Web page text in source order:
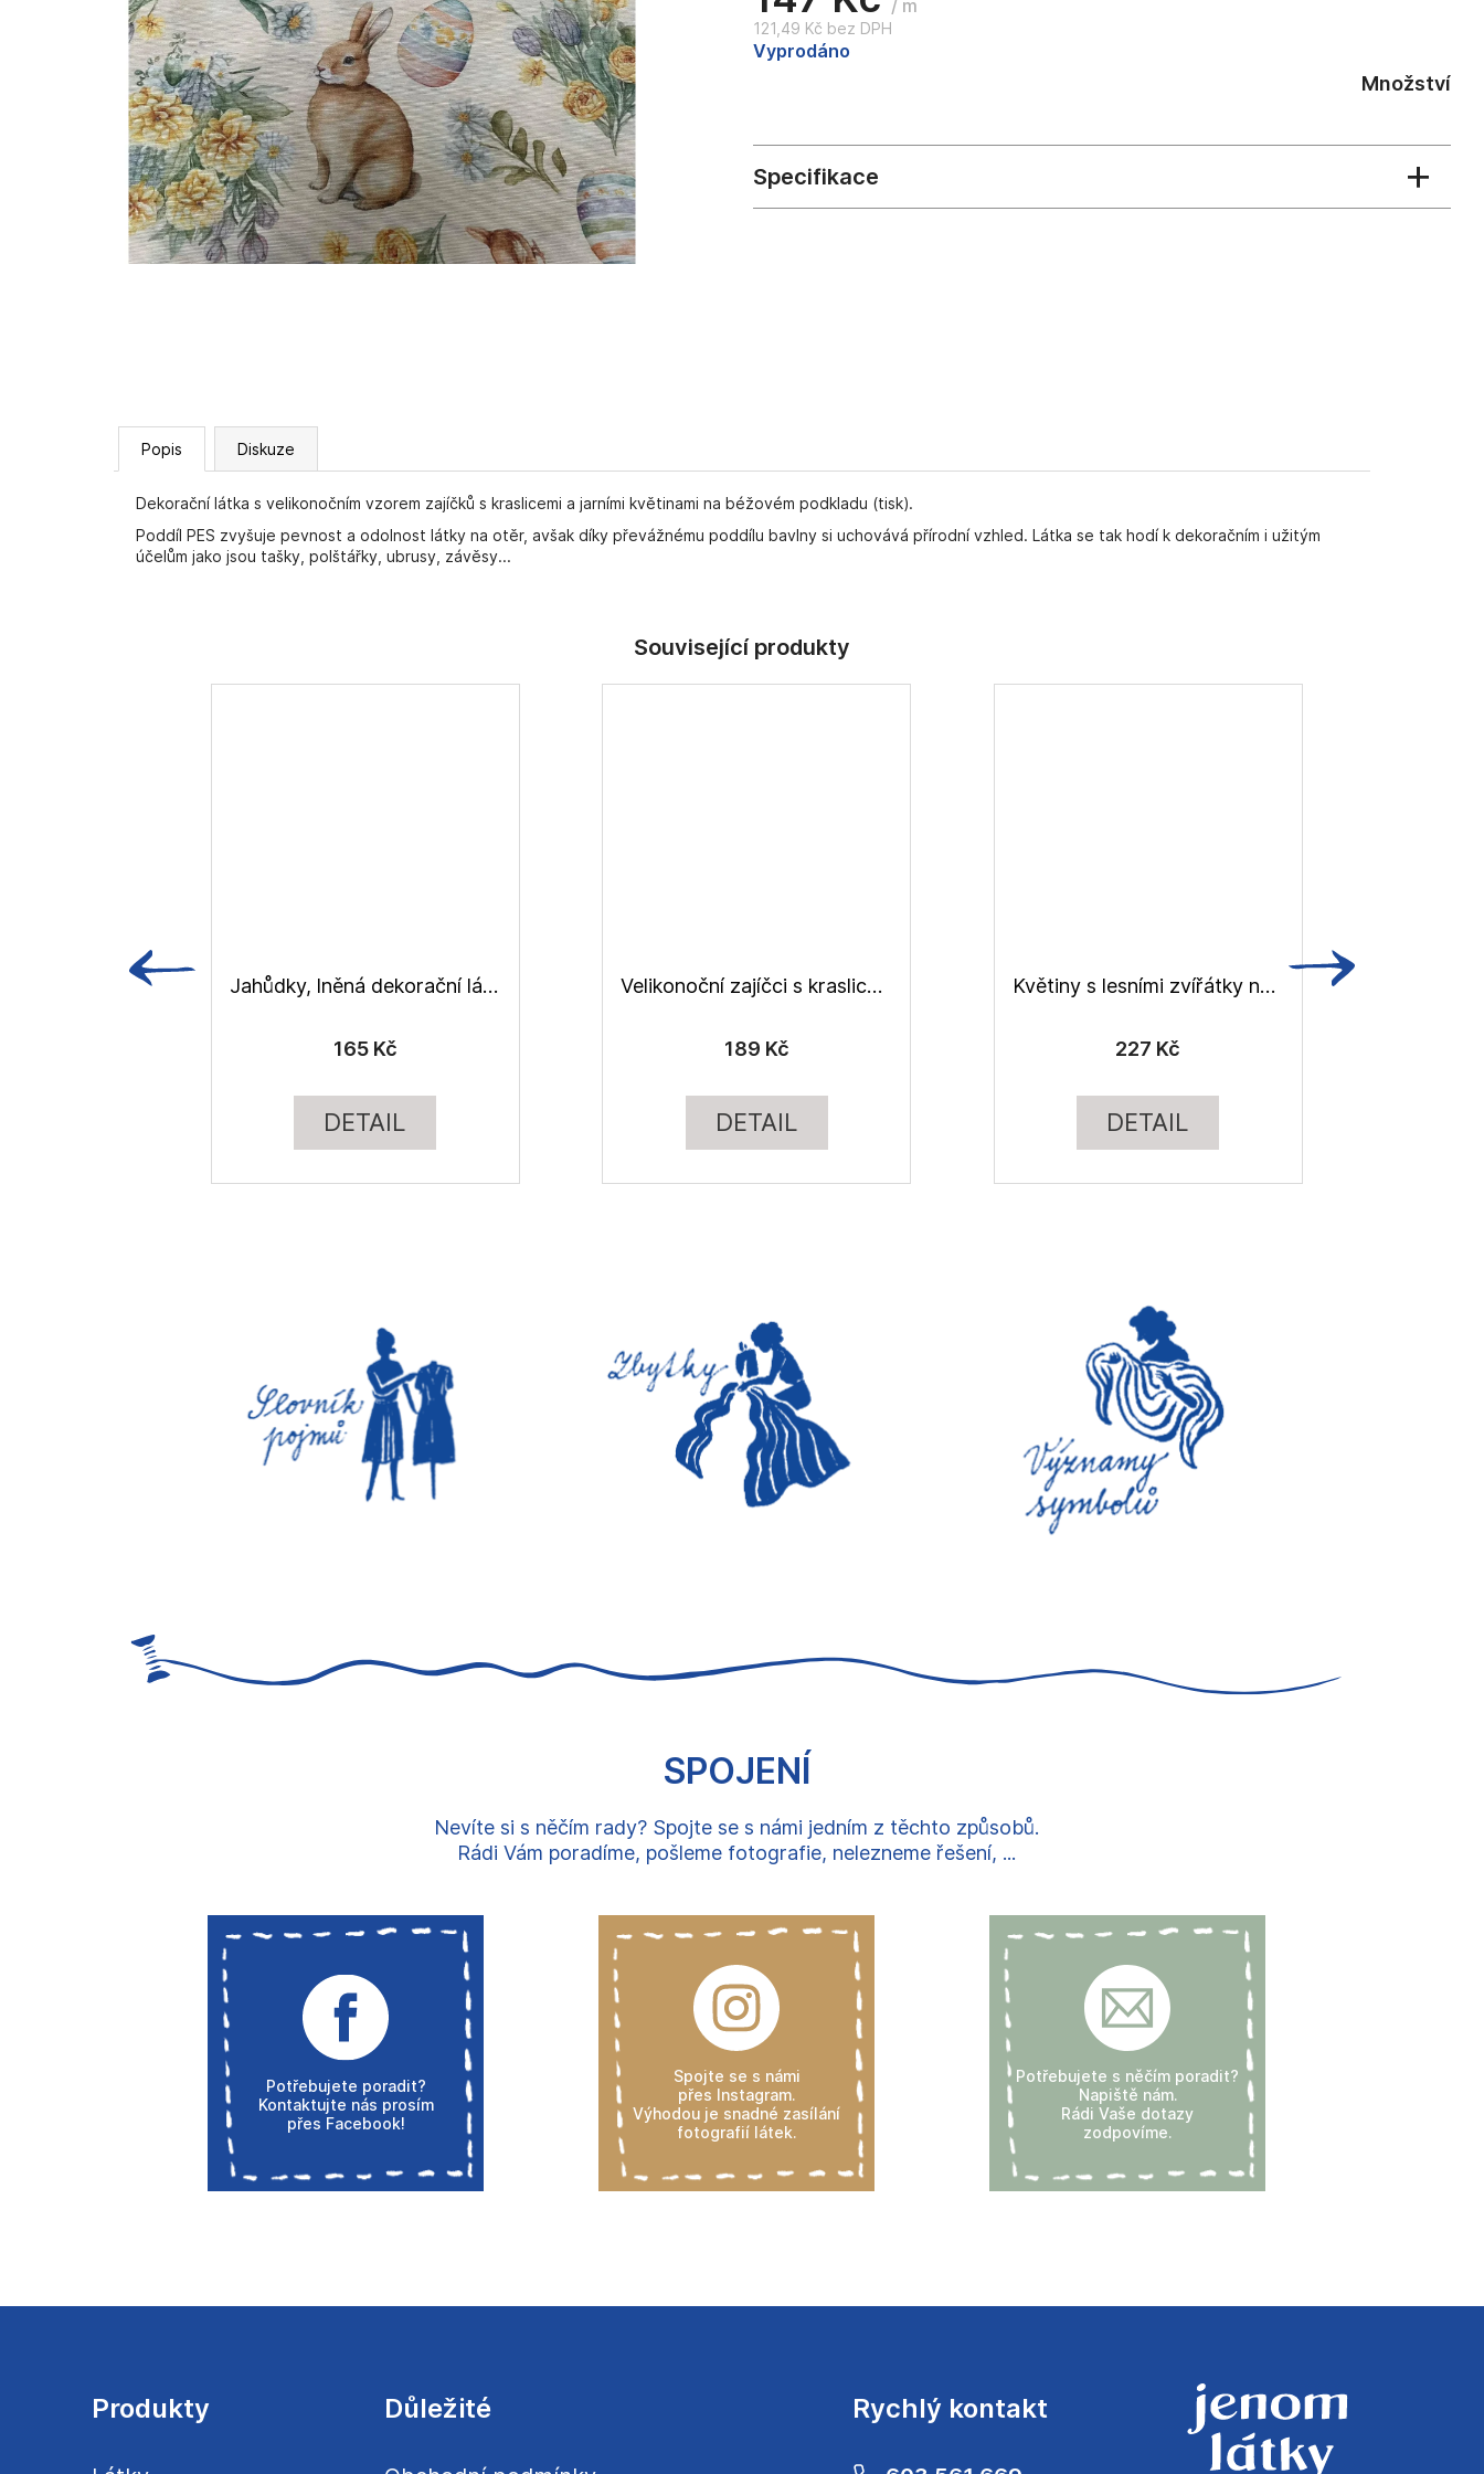
/ m
121,49 Kč bez DPH
Měrná
Vyprodáno
Popis Diskuze
Dekorační látka s velikonočním vzorem zajíčků s kraslicemi a jarními květinami na béžovém podkladu (tisk).
Poddíl PES zvyšuje pevnost a odolnost látky na otěr, avšak díky převážnému poddílu bavlny si uchovává přírodní vzhled. Látka se tak hodí k dekoračním i užitým
účelům jako jsou tašky, polštářky, ubrusy, závěsy...
Jahůdky, lněná dekorační látka
165 Kč
DETAIL
Velikonoční zajíčci s kraslicemi, bavlněné plátno
189 Kč
DETAIL
Květiny s lesními zvířátky na režném podkladu, dekorační tk.
227 Kč
DETAIL
SPOJENÍ
Nevíte si s něčím rady? Spojte se s námi jedním z těchto způsobů.
Rádi Vám poradíme, pošleme fotografie, nelezneme řešení, ...
Potřebujete poradit?
Kontaktujte nás prosím
přes Facebook!
Spojte se s námi
přes Instagram.
Výhodou je snadné zasílání
fotografií látek.
Potřebujete s něčím poradit?
Napiště nám.
Rádi Vaše dotazy
zodpovíme.
Produkty Důležité Rychlý kontakt